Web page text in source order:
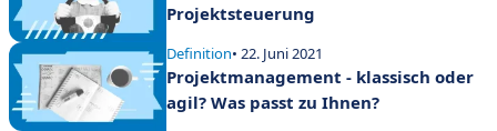
Projektsteuerung
Definition• 22. Juni 2021
Projektmanagement - klassisch oder
agil? Was passt zu Ihnen?